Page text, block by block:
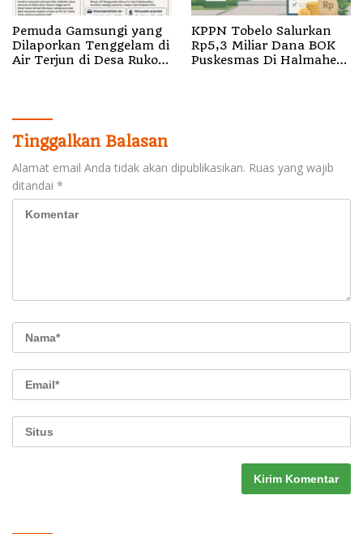
Pemuda Gamsungi yang
Dilaporkan Tenggelam di
Air Terjun di Desa Ruko
KPPN Tobelo Salurkan
Rp5,3 Miliar Dana BOK
Puskesmas Di Halmahera
Tinggalkan Balasan
Alamat email Anda tidak akan dipublikasikan. Ruas yang wajib
ditandai *